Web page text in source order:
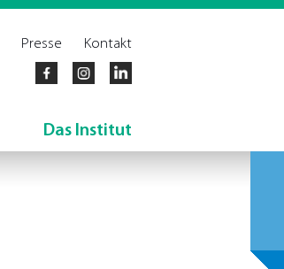
Kontakt
Presse
Das Institut